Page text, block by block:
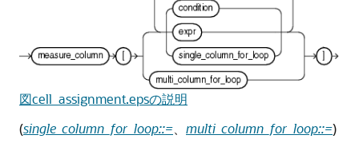
図cell_assignment.epsの説明
(single_column_for_loop::= multi_column_for_loop::=)